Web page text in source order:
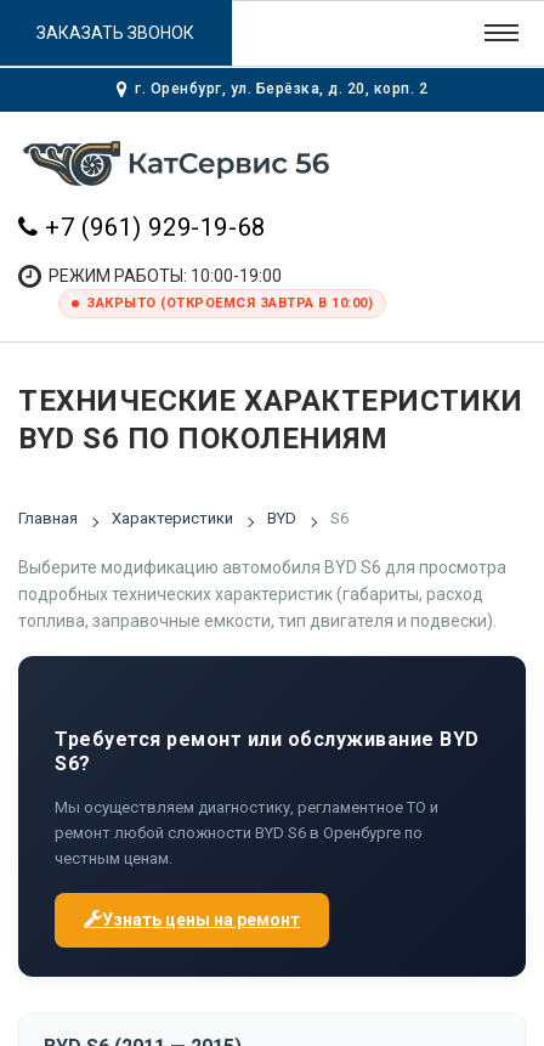
г. Оренбург, ул. Берёзка, д. 20, корп. 2
+7 (961) 929-19-68
РЕЖИМ РАБОТЫ: 10:00-19:00
ЗАКРЫТО (ОТКРОЕМСЯ ЗАВТРА В 10:00)
ЗАКАЗАТЬ ЗВОНОК
ТЕХНИЧЕСКИЕ ХАРАКТЕРИСТИКИ
BYD S6 ПО ПОКОЛЕНИЯМ
Главная Характеристики BYD S6
Выберите модификацию автомобиля BYD S6 для просмотра
подробных технических характеристик (габариты, расход
топлива, заправочные емкости, тип двигателя и подвески).
Требуется ремонт или обслуживание BYD
S6?
Мы осуществляем диагностику, регламентное ТО и
ремонт любой сложности BYD S6 в Оренбурге по
честным ценам.
Узнать цены на ремонт